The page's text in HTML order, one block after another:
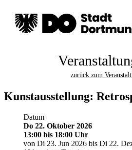
zurück zum
Kunstausstellung:
Datum
Do 22. Oktober 2026
13:00 bis 18:00 Uhr
von Di 23. Jun 2026 bis Di 22.